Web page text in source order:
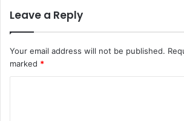
Leave a Reply
Your email address will not be published.
marked *